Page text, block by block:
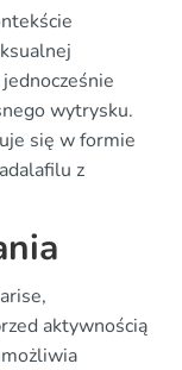
wytrysku.
się w formie
z
aktywnością